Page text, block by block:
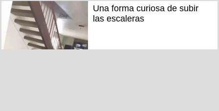
Una forma curiosa de subir
las escaleras